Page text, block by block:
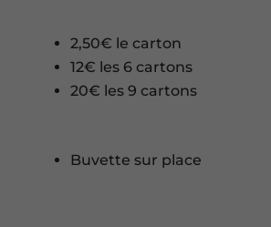
2,50€ le carton
12€ les 6 cartons
20€ les 9 cartons
Buvette sur place